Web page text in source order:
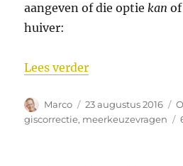
aangeven of die optiekan of
huiver:
Lees verder“De optimale
Auteur
Marco
Geplaatst
op
23 augustus 2016
giscorrectie, meerkeuzevragen